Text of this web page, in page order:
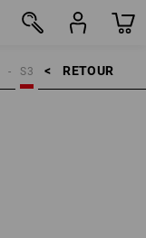
RETOUR    >
S3